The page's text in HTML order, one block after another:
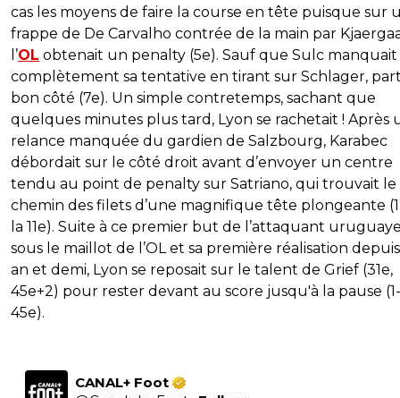
cas les moyens de faire la course en tête puisque sur
frappe de De Carvalho contrée de la main par
l’OL obtenait un penalty (5e). Sauf que Sulc manquait
complètement sa tentative en tirant sur Schlager,
bon côté (7e). Un simple contretemps, sachant que
quelques minutes plus tard, Lyon se rachetait ! Après
relance manquée du gardien de Salzbourg, Karabec
débordait sur le côté droit avant d’envoyer un centre
tendu au point de penalty sur Satriano, qui trouvait le
chemin des filets d’une magnifique tête plongeante
la 11e). Suite à ce premier but de l’attaquant
sous le maillot de l’OL et sa première réalisation
an et demi, Lyon se reposait sur le talent de Grief (31e,
45e+2) pour rester devant au score jusqu'à la pause
45e).
CANAL+ Foot